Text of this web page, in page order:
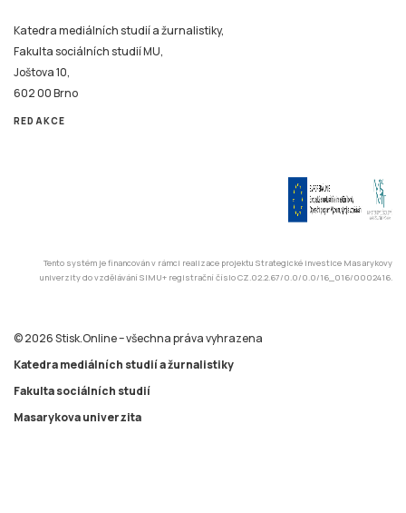
Katedra mediálních studií a žurnalistiky,
Fakulta sociálních studií MU,
Joštova 10,
602 00 Brno
REDAKCE
Tento systém je financován v rámci realizace projektu Strategické investice Masarykovy
univerzity do vzdělávání SIMU+ registrační číslo CZ.02.2.67/0.0/0.0/16_016/0002416.
© 2026 Stisk.Online – všechna práva vyhrazena
Katedra mediálních studií a žurnalistiky
Fakulta sociálních studií
Masarykova univerzita